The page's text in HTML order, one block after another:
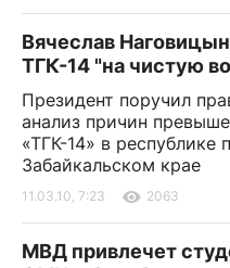
Вячеслав
ТГК-14 "на чистую
Президент поручил
анализ причин
«ТГК-14» в
Забайкальском крае
11.03.10, 7:23 2063
МВД привлечет